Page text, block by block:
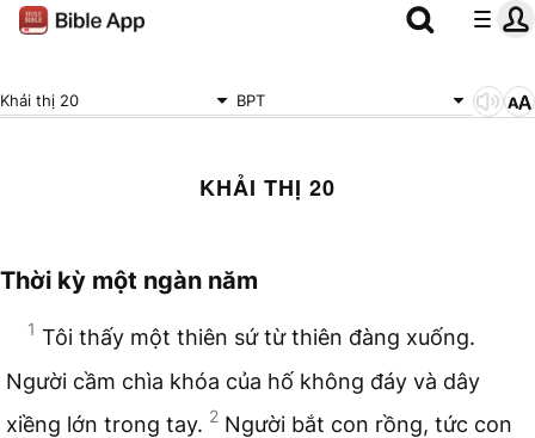
Khải thị 20 BPT
KHẢI THỊ 20
Thời kỳ một ngàn năm
1 Tôi thấy một thiên sứ từ thiên đàng xuống.
Người cầm chìa khóa của hố không đáy và dây
xiềng lớn trong tay. 2 Người bắt con rồng, tức con